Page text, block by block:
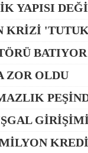
YAPISI
KRİZİ
ZOR OLDU